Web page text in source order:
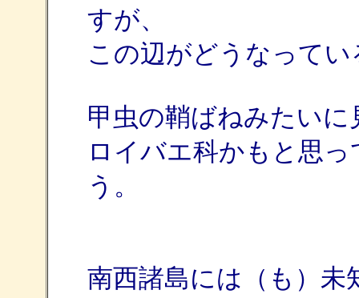
すが、
この辺がどうなって
甲虫の鞘ばねみたい
ロイバエ科かもと思
う。
南西諸島には（も）未